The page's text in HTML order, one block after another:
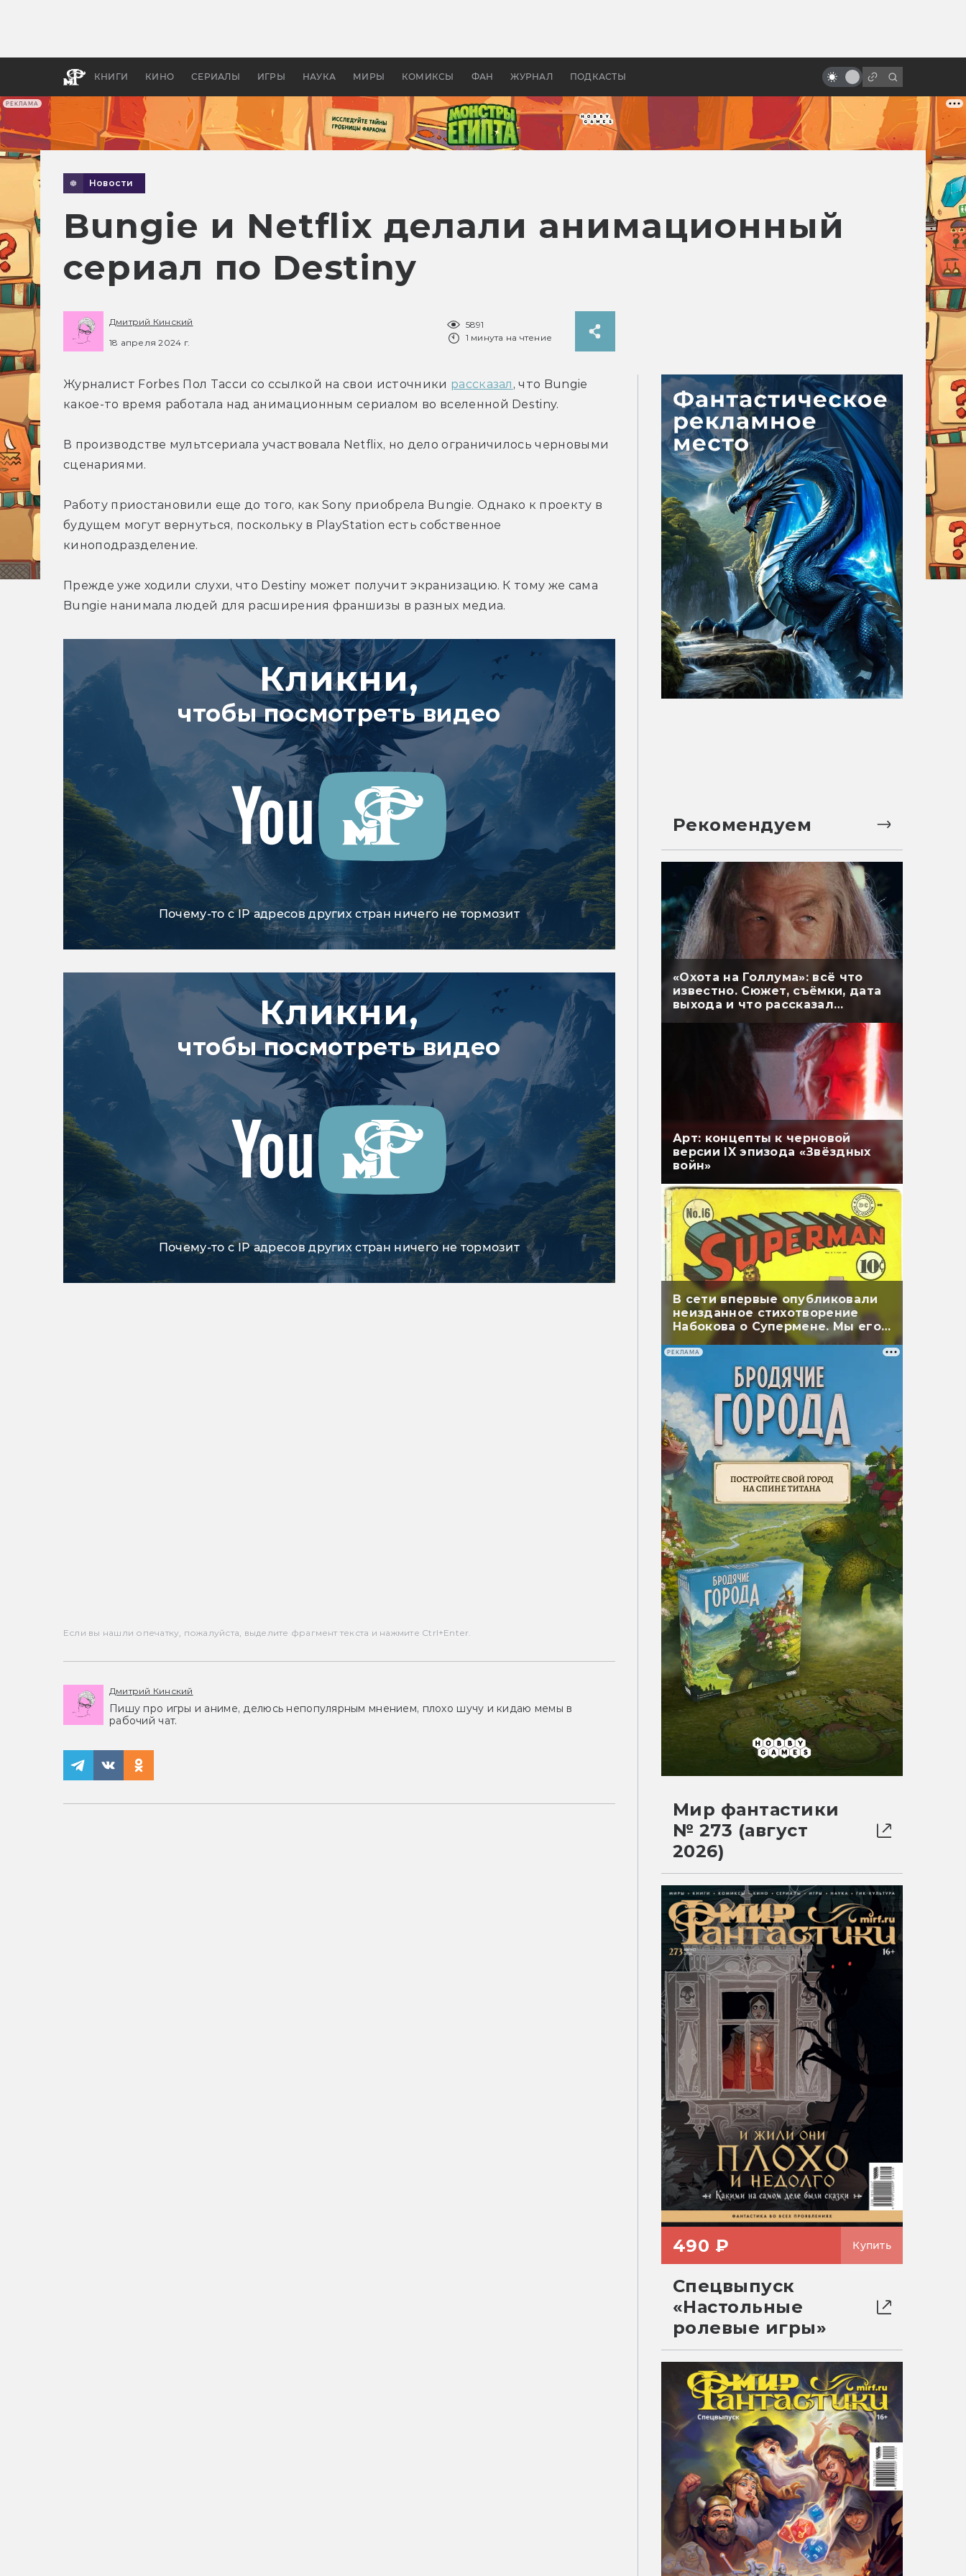
РЕКЛАМА
КНИГИ КИНО СЕРИАЛЫ ИГРЫ НАУКА МИРЫ КОМИКСЫ ФАН ЖУРНАЛ ПОДКАСТЫ
апокалипсис, в России —
бы «Властелина колец»
Парне из пекла
Новости
Bungie и Netflix делали анимационный
сериал по Destiny
Дмитрий Кинский
18 апреля 2024 г.
5891
1 минута на чтение
Журналист Forbes Пол Тасси со ссылкой на свои источники рассказал , что Bungie
какое-то время работала над анимационным сериалом во вселенной Destiny.
В производстве мультсериала участвовала Netflix, но дело ограничилось черновыми
сценариями.
Работу приостановили еще до того, как Sony приобрела Bungie. Однако к проекту в
будущем могут вернуться, поскольку в PlayStation есть собственное
киноподразделение.
Прежде уже ходили слухи, что Destiny может получит экранизацию. К тому же сама
Bungie нанимала людей для расширения франшизы в разных медиа.
Кликни,
чтобы посмотреть видео
Почему-то с IP адресов других стран ничего не тормозит
Кликни,
чтобы посмотреть видео
Почему-то с IP адресов других стран ничего не тормозит
Если вы нашли опечатку, пожалуйста, выделите фрагмент текста и нажмите Ctrl+Enter.
Дмитрий Кинский
Пишу про игры и аниме, делюсь непопулярным мнением, плохо шучу и кидаю мемы в
рабочий чат.
Рекомендуем
«Охота на Голлума»: всё что
известно. Сюжет, съёмки, дата
выхода и что рассказал
Арт: концепты к черновой
версии IX эпизода «Звёздных
войн»
В сети впервые опубликовали
неизданное стихотворение
Набокова о Супермене. Мы его
перевели
РЕКЛАМА
Мир фантастики
№ 273 (август
2026)
490 ₽ Купить
Спецвыпуск
«Настольные
ролевые игры»